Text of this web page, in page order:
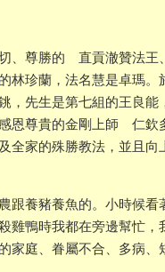
尊勝的 直貢澈贊法王
林珍蘭，法名慧是卓瑪
，先生是第七組的王良
恩尊貴的金剛上師 仁欽
全家的殊勝教法，並且
跟養豬養魚的。小時候
雞鴨時我都在旁邊幫忙
庭、眷屬不合、多病、